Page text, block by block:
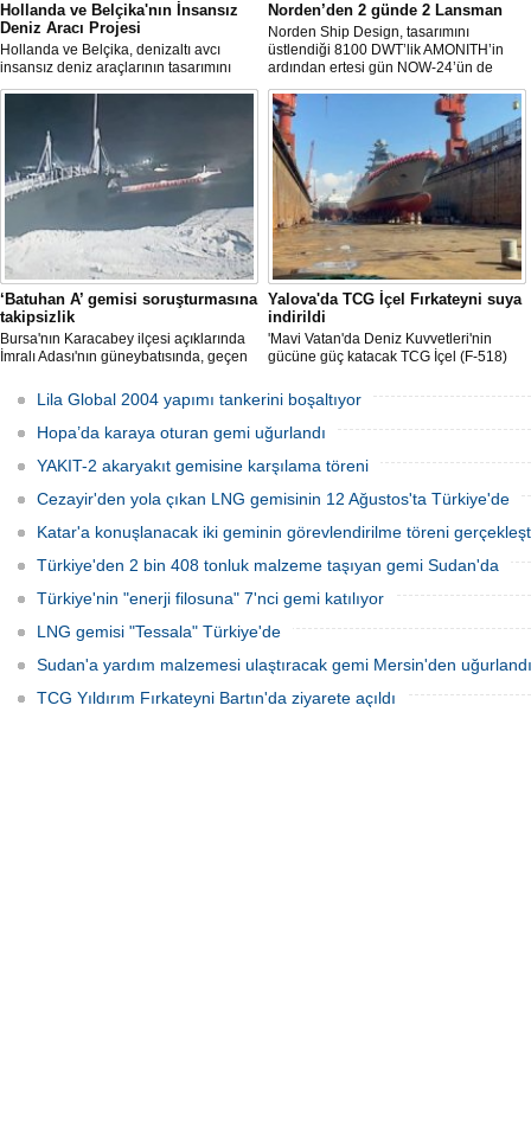
Hollanda ve Belçika'nın İnsansız
Deniz Aracı Projesi
Hollanda ve Belçika, denizaltı avcı
insansız deniz araçlarının tasarımını
başlattı. Proje, 2 ülkenin deniz
kuvvetlerinin gelecekteki denizaltı karşıtı
yeteneklerini desteklemeyi amaçlıyor.
Norden’den 2 günde 2 Lansman
Norden Ship Design, tasarımını
üstlendiği 8100 DWT’lik AMONITH’in
ardından ertesi gün NOW-24’ün de
denize kavuşmasını kutladı.
‘Batuhan A’ gemisi soruşturmasına
takipsizlik
Bursa'nın Karacabey ilçesi açıklarında
İmralı Adası'nın güneybatısında, geçen
batmasıyla ilgili başlatılan soruşturma,
takipsizlikle sonuçlandı.
Yalova'da TCG İçel Fırkateyni suya
indirildi
'Mavi Vatan'da Deniz Kuvvetleri'nin
gücüne güç katacak TCG İçel (F-518)
düzenlenen törenle suya indirildi.
Lila Global 2004 yapımı tankerini boşaltıyor
Hopa’da karaya oturan gemi uğurlandı
YAKIT-2 akaryakıt gemisine karşılama töreni
Cezayir'den yola çıkan LNG gemisinin 12 Ağustos'ta Türkiye'de
Katar'a konuşlanacak iki geminin görevlendirilme töreni
Türkiye'den 2 bin 408 tonluk malzeme taşıyan gemi Sudan'da
Türkiye'nin "enerji filosuna" 7'nci gemi katılıyor
LNG gemisi "Tessala" Türkiye'de
Sudan'a yardım malzemesi ulaştıracak gemi Mersin'den uğurlandı
TCG Yıldırım Fırkateyni Bartın'da ziyarete açıldı